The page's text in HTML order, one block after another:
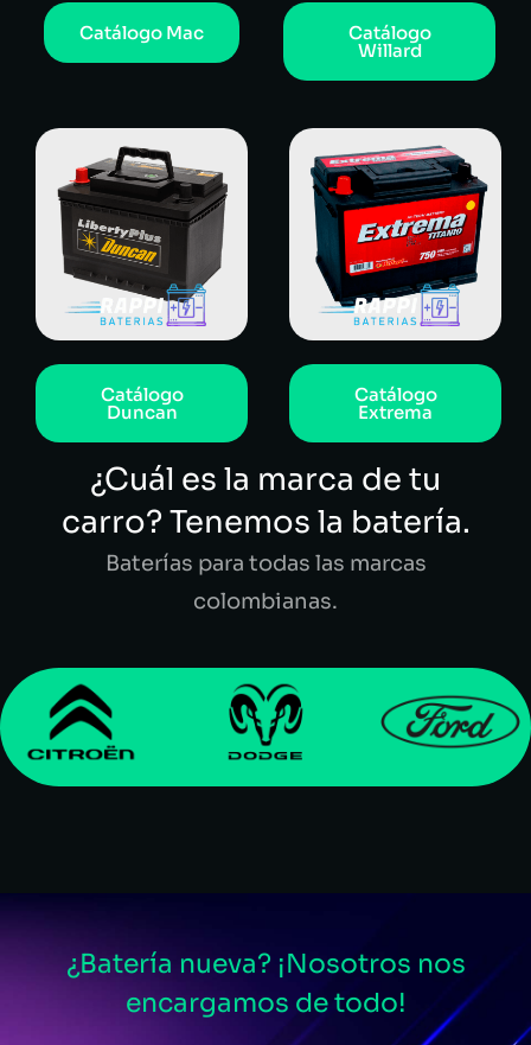
Catálogo Mac Catálogo
Willard
Catálogo
Duncan
Catálogo
Extrema
¿Cuál es la marca de tu
carro? Tenemos la batería.
Baterías para todas las marcas
colombianas.
¿Batería nueva? ¡Nosotros nos
encargamos de todo!